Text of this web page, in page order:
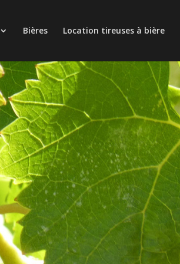
Bières Location tireuses à bière